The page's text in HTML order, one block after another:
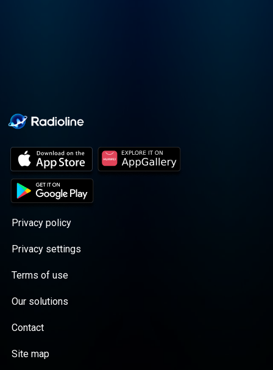
Privacy policy
Privacy settings
Terms of use
Our solutions
Contact
Site map